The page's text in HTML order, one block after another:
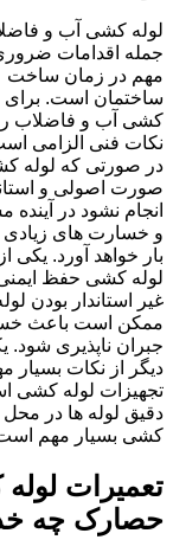
لوله کشی آب و
جمله اقدامات
مهم در زمان ساخت
ساختمان است. برای
کشی آب و فاضلاب
نکات فنی الزامی است
در صورتی که لوله
صورت اصولی و
انجام نشود در آینده
و خسارت های زیادی
بار خواهد آورد. یکی
لوله کشی حفظ
غیر استاندار بودن
ممکن است باعث
جبران ناپذیری شود.
دیگر از نکات بسیار
تجهیزات لوله کشی
دقیق لوله ها در
کشی بسیار مهم
تعمیرات
حصارک چه